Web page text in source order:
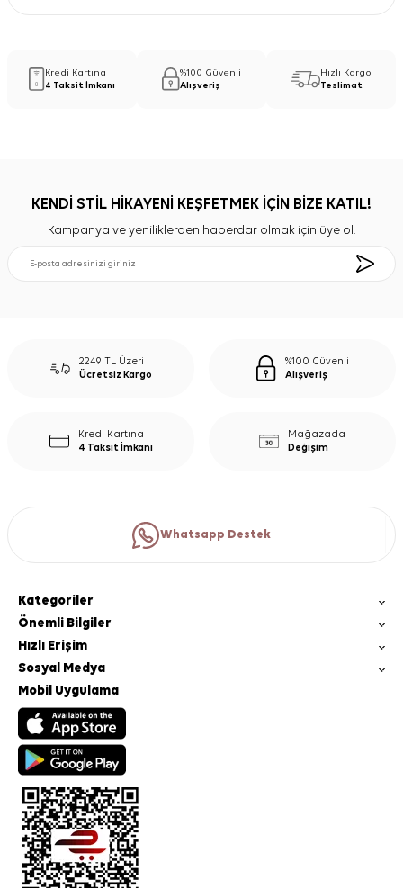
Kredi Kartına
4 Taksit İmkanı
%100 Güvenli
Alışveriş
Hızlı Kargo
Teslimat
KENDİ STİL HİKAYENİ KEŞFETMEK İÇİN BİZE KATIL!
Kampanya ve yeniliklerden haberdar olmak için üye ol.
2249 TL Üzeri
Ücretsiz Kargo
%100 Güvenli
Alışveriş
Kredi Kartına
4 Taksit İmkanı
Mağazada
Değişim
Whatsapp Destek
Kategoriler
Önemli Bilgiler
Hızlı Erişim
Sosyal Medya
Mobil Uygulama